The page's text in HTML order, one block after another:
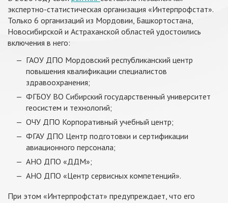
экспертно-статистическая организация «Интерпрофстат».
Только 6 организаций из Мордовии, Башкортостана,
Новосибирской и Астраханской областей удостоились
включения в него:
ГАОУ ДПО Мордовский республиканский центр
повышения квалификации специалистов
здравоохранения;
ФГБОУ ВО Сибирский государственный университет
геосистем и технологий;
ОЧУ ДПО Корпоративный учебный центр;
ФГАУ ДПО Центр подготовки и сертификации
авиационного персонала;
АНО ДПО «ДДМ»;
АНО ДПО «Центр сервисных компетенций».
При этом «Интерпрофстат» предупреждает, что его